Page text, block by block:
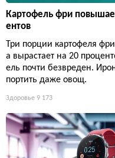
Картофель фри
ентов
Три порции картофеля
а вырастает на 20
ель почти безвреден.
портить даже овощ.
Здоровье 9 173